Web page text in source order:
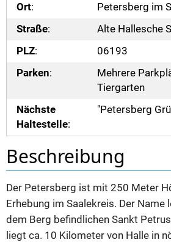
Ort:
Petersberg im
Straße:
Alte Hallesche
PLZ:
06193
Parken:
Mehrere
Tiergarten
Nächste
Haltestelle:
"Petersberg
Beschreibung
Der Petersberg ist mit 250 Meter
Erhebung im Saalekreis. Der Name
dem Berg befindlichen Sankt
liegt ca. 10 Kilometer von Halle in